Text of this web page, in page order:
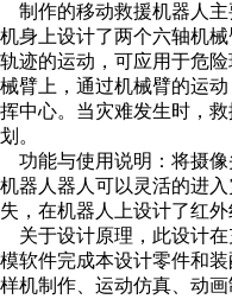
制作的移动救援机器人主
机身上设计了两个六轴机
轨迹的运动，可应用于危
械臂上，通过机械臂的运
挥中心。当灾难发生时，
划。
功能与使用说明：将摄像
机器人器人可以灵活的进
失，在机器人上设计了红
关于设计原理，此设计在
模软件完成本设计零件和
样机制作、运动仿真、动